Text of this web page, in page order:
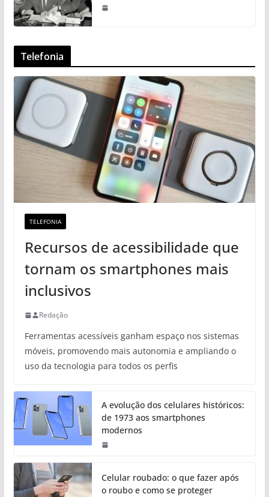
Telefonia
TELEFONIA
Recursos de acessibilidade que
tornam os smartphones mais
inclusivos
Redação
Ferramentas acessíveis ganham espaço nos sistemas
móveis, promovendo mais autonomia e ampliando o
uso da tecnologia para todos os perfis
A evolução dos celulares históricos:
de 1973 aos smartphones
modernos
Celular roubado: o que fazer após
o roubo e como se proteger